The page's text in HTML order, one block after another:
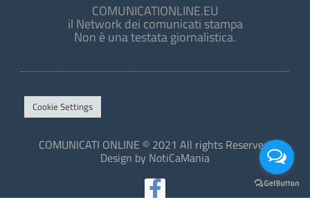
COMUNICATIONLINE.EU
il Network dei comunicati stampa
Non è una testata giornalistica.
Cookie Settings
COMUNICATI ONLINE © 2021 All rights Reserved.
Design by NotiCaMania